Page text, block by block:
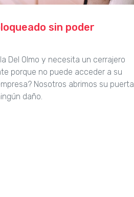
sin poder
Del Olmo y necesita un cerrajero
porque no puede acceder a su
Nosotros abrimos su puerta
daño.